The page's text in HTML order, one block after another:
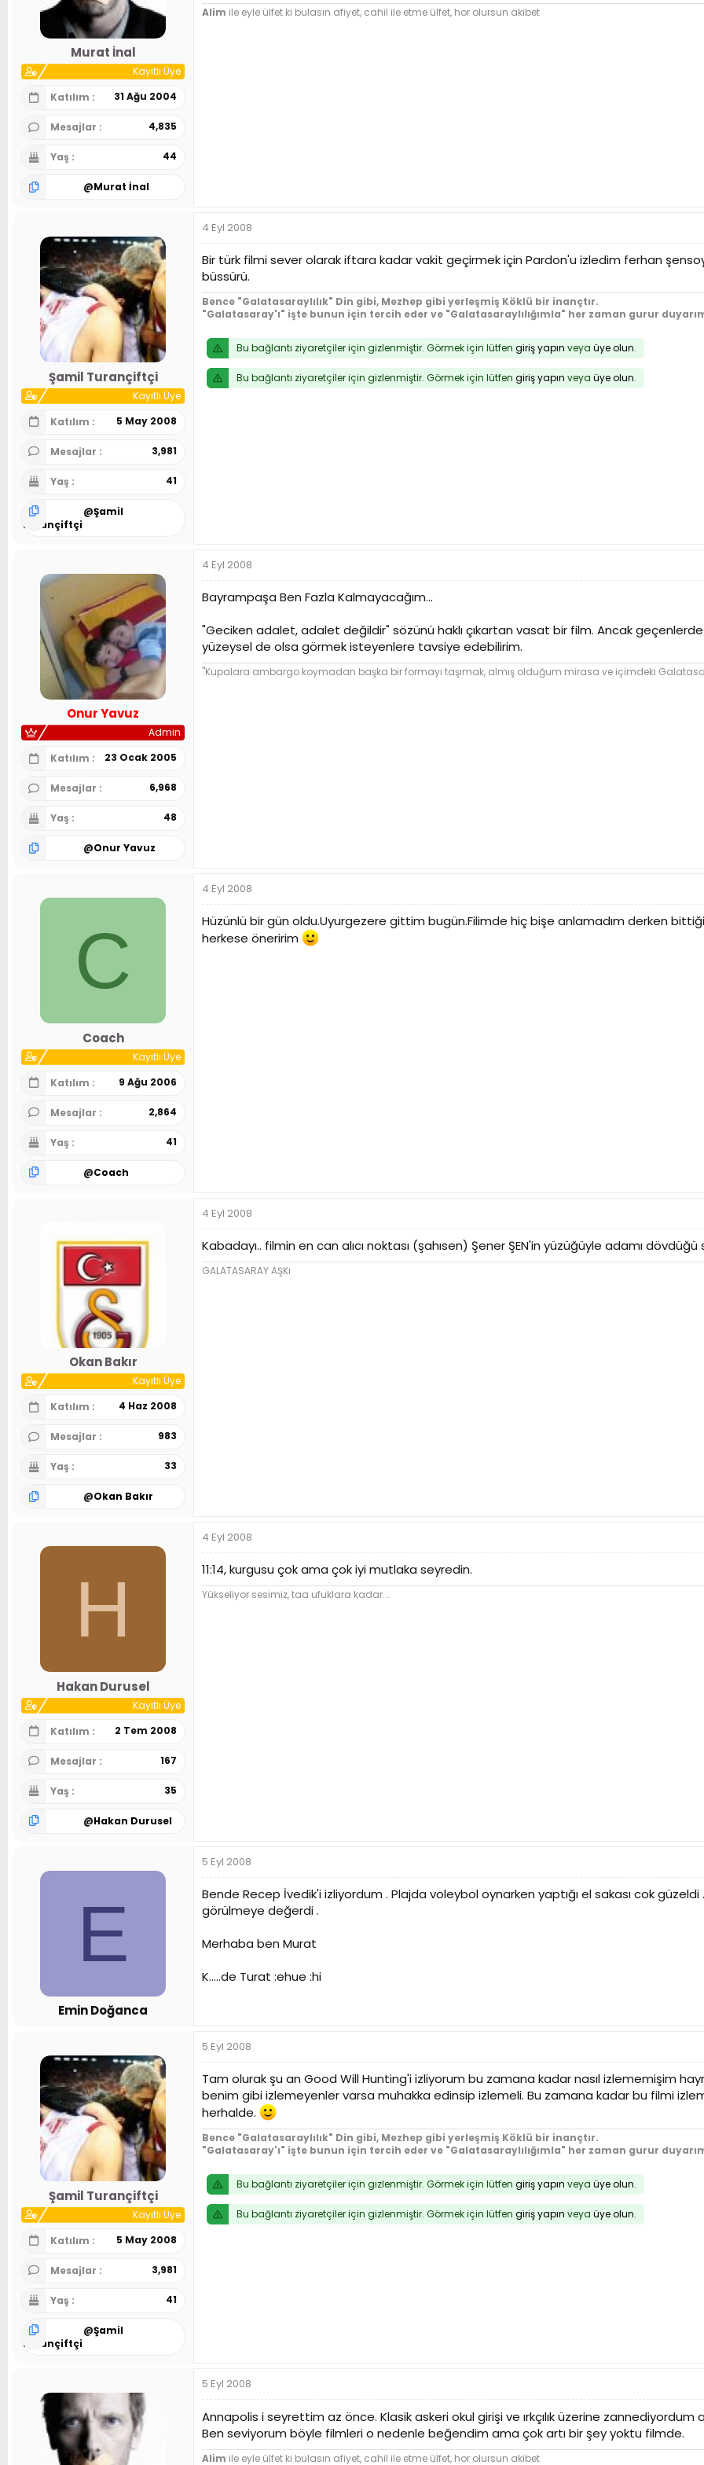
h
i
Murat İnal
Kayıtlı Üye
Katılım
31 Ağu 2004
Mesajlar 4,835
Yaş 44
@Murat İnal
Alim ile eyle ülfet ki bulasın afiyet, cahil ile etme ülfet, hor olursun akibet
Şamil Turançiftçi
Kayıtlı Üye
Katılım
5 May 2008
Mesajlar 3,981
Yaş 41
@Şamil
Turançiftçi
4 Eyl 2008
Bir türk filmi sever olarak iftara kadar vakit geçirmek için Pardon'u izledim ferhan
büssürü.
Bence "Galatasaraylılık" Din gibi, Mezhep gibi yerleşmiş Köklü bir inançtır.
"Galatasaray'ı" işte bunun için tercih eder ve "Galatasaraylılığımla" her zaman gurur
Bu bağlantı ziyaretçiler için gizlenmiştir. Görmek için lütfen giriş yapın veya üye olun.
Bu bağlantı ziyaretçiler için gizlenmiştir. Görmek için lütfen giriş yapın veya üye olun.
Onur Yavuz
Admin
Katılım
23 Ocak 2005
Mesajlar 6,968
Yaş 48
@Onur Yavuz
4 Eyl 2008
Bayrampaşa Ben Fazla Kalmayacağım...
"Geciken adalet, adalet değildir" sözünü haklı çıkartan vasat bir film. Ancak
yüzeysel de olsa görmek isteyenlere tavsiye edebilirim.
"Kupalara ambargo koymadan başka bir formayı taşımak, almış olduğum mirasa ve içimdeki
C
Coach
Kayıtlı Üye
Katılım
9 Ağu 2006
Mesajlar 2,864
Yaş 41
@Coach
4 Eyl 2008
Hüzünlü bir gün oldu.Uyurgezere gittim bugün.Filimde hiç bişe anlamadım derken
herkese öneririm
Okan Bakır
Kayıtlı Üye
Katılım
4 Haz 2008
Mesajlar 983
Yaş 33
@Okan Bakır
4 Eyl 2008
Kabadayı.. filmin en can alıcı noktası (şahısen) Şener ŞEN'in yüzüğüyle adamı dövdüğü
GALATASARAY AŞKı
H
Hakan Durusel
Kayıtlı Üye
Katılım
2 Tem 2008
Mesajlar 167
Yaş 35
@Hakan Durusel
4 Eyl 2008
11:14, kurgusu çok ama çok iyi mutlaka seyredin.
Yükseliyor sesimiz, taa ufuklara kadar...
E
Emin Doğanca
5 Eyl 2008
Bende Recep İvedik'i izliyordum . Plajda voleybol oynarken yaptığı el sakası cok
görülmeye değerdi .
Merhaba ben Murat
K.....de Turat :ehue :hi
Şamil Turançiftçi
Kayıtlı Üye
Katılım
5 May 2008
Mesajlar 3,981
Yaş 41
@Şamil
Turançiftçi
5 Eyl 2008
Tam olurak şu an Good Will Hunting'i izliyorum bu zamana kadar nasıl izlememişim
benim gibi izlemeyenler varsa muhakka edinsip izlemeli. Bu zamana kadar bu filmi
herhalde.
Bence "Galatasaraylılık" Din gibi, Mezhep gibi yerleşmiş Köklü bir inançtır.
"Galatasaray'ı" işte bunun için tercih eder ve "Galatasaraylılığımla" her zaman gurur
Bu bağlantı ziyaretçiler için gizlenmiştir. Görmek için lütfen giriş yapın veya üye olun.
Bu bağlantı ziyaretçiler için gizlenmiştir. Görmek için lütfen giriş yapın veya üye olun.
5 Eyl 2008
Annapolis i seyrettim az önce. Klasik askeri okul girişi ve ırkçılık üzerine zannediyordum
Ben seviyorum böyle filmleri o nedenle beğendim ama çok artı bir şey yoktu filmde.
Alim ile eyle ülfet ki bulasın afiyet, cahil ile etme ülfet, hor olursun akibet